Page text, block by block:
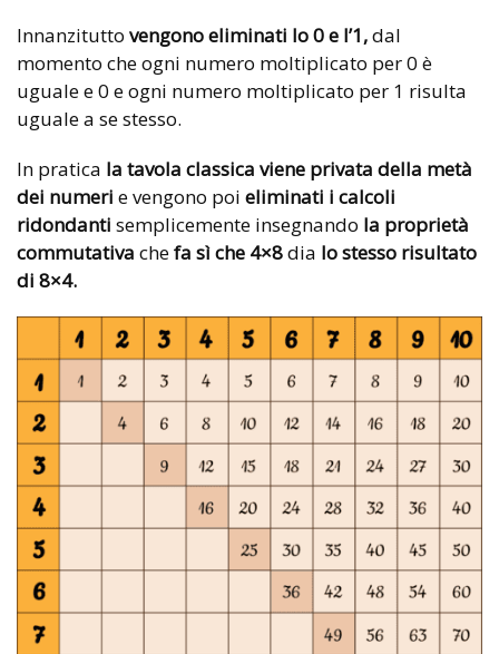
Innanzitutto vengono eliminati lo 0 e l’1,dal
momento che ogni numero moltiplicato per 0 è
uguale e 0 e ogni numero moltiplicato per 1 risulta
uguale a se stesso.
In pratica la tavola classica viene privata della metà
dei numeri e vengono poi eliminati i calcoli
ridondanti semplicemente insegnando la proprietà
commutativa chefa sì che 4×8dia lo stesso risultato
di 8×4.